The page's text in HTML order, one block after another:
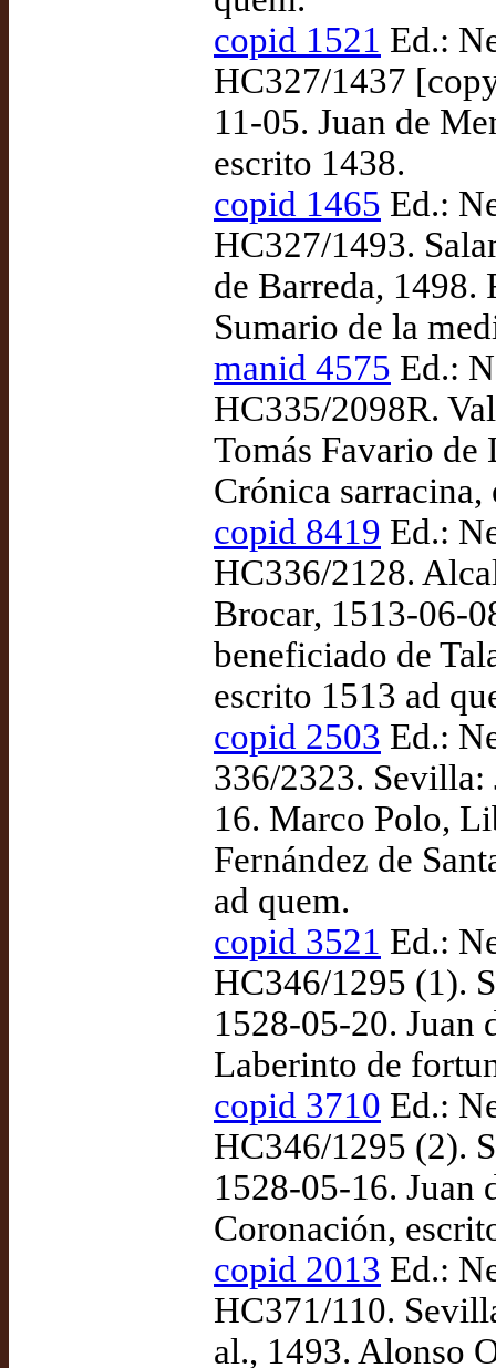
copid 1521 Ed.:
HC327/1437
11-05. Juan de
escrito 1438.
copid 1465 Ed.:
HC327/1493.
de Barreda, 1498.
Sumario de la
manid 4575 Ed.:
HC335/2098R.
Tomás Favario
Crónica
copid 8419 Ed.:
HC336/2128.
Brocar, 1513-06-
beneficiado de
escrito 1513 ad
copid 2503 Ed.:
336/2323. Sevilla:
16. Marco Polo,
Fernández de
ad quem.
copid 3521 Ed.:
HC346/1295 (1).
1528-05-20. Juan
Laberinto de
copid 3710 Ed.:
HC346/1295 (2).
1528-05-16. Juan
Coronación,
copid 2013 Ed.:
HC371/110.
al., 1493. Alonso